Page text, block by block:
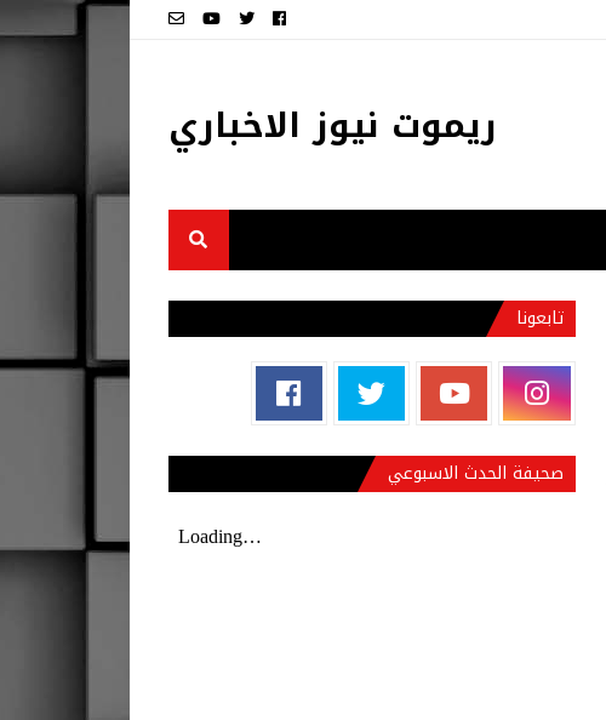
ريموت نيوز الاخباري
تابعونا
صحيفة الحدث الاسبوعي